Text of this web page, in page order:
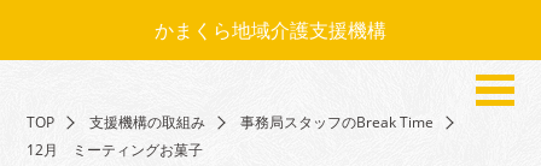
かまくら地域介護支援機構
TOP 支援機構の取組み
事務局スタッフのBreak Time
12月 ミーティングお菓子